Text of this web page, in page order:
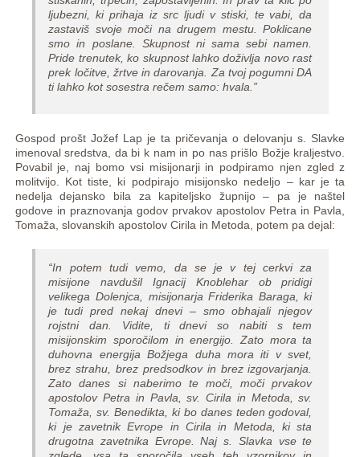
ljubezni, ki prihaja iz src ljudi v stiski, te vabi, da
zastaviš svoje moči na drugem mestu. Poklicane
smo in poslane. Skupnost ni sama sebi namen.
Pride trenutek, ko skupnost lahko doživlja novo rast
prek ločitve, žrtve in darovanja. Za tvoj pogumni DA
ti lahko kot sosestra rečem samo: hvala.”
Gospod prošt Jožef Lap je ta pričevanja o delovanju s. Slavke
imenoval sredstva, da bi k nam in po nas prišlo Božje kraljestvo.
Povabil je, naj bomo vsi misijonarji in podpiramo njen zgled z
molitvijo. Kot tiste, ki podpirajo misijonsko nedeljo – kar je ta
nedelja dejansko bila za kapiteljsko župnijo – pa je naštel
godove in praznovanja godov prvakov apostolov Petra in Pavla,
Tomaža, slovanskih apostolov Cirila in Metoda, potem pa dejal:
“In potem tudi vemo, da se je v tej cerkvi za
misijone navdušil Ignacij Knoblehar ob pridigi
velikega Dolenjca, misijonarja Friderika Baraga, ki
je tudi pred nekaj dnevi – smo obhajali njegov
rojstni dan. Vidite, ti dnevi so nabiti s tem
misijonskim sporočilom in energijo. Zato mora ta
duhovna energija Božjega duha mora iti v svet,
brez strahu, brez predsodkov in brez izgovarjanja.
Zato danes si naberimo te moči, moči prvakov
apostolov Petra in Pavla, sv. Cirila in Metoda, sv.
Tomaža, sv. Benedikta, ki bo danes teden godoval,
ki je zavetnik Evrope in Cirila in Metoda, ki sta
drugotna zavetnika Evrope. Naj s. Slavka vse te